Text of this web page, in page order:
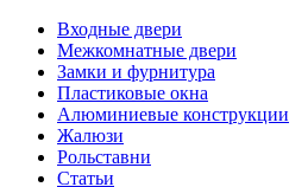
Входные двери
Межкомнатные двери
Замки и фурнитура
Пластиковые окна
Алюминиевые конструкции
Жалюзи
Рольставни
Статьи